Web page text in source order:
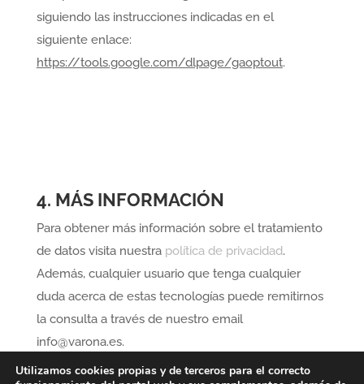
siguiendo las instrucciones indicadas en el
siguiente enlace:
https://tools.google.com/dlpage/gaoptout.
4. MÁS INFORMACIÓN
Para obtener más información sobre el tratamiento
de datos visita nuestra política de privacidad.
Además, cualquier usuario que tenga cualquier
duda acerca de estas tecnologías puede remitirnos
la consulta a través de nuestro email
info@varona.es.
Utilizamos cookies propias y de terceros para el correcto